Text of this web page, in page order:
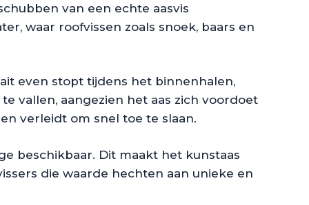
van een echte aasvis
waar roofvissen zoals snoek, baars en
even stopt tijdens het binnenhalen,
vallen, aangezien het aas zich voordoet
verleidt om snel toe te slaan.
beschikbaar. Dit maakt het kunstaas
die waarde hechten aan unieke en